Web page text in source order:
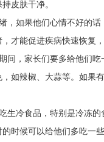
皮肤干净。
，如果他们心情不好的
才能促进疾病快速恢复
间，家长们要多给他们
如辣椒、大蒜等。如果
生冷食品，特别是冷冻
时候可以给他们多吃一